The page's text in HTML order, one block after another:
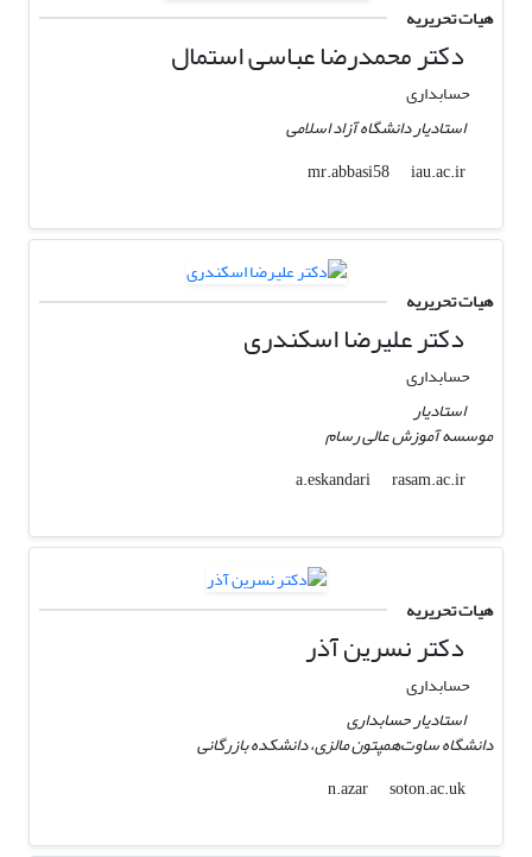
هیات تحریریه
دکتر محمدرضا عباسی استمال
حسابداری
استادیار دانشگاه آزاد اسلامی
mr.abbasi58
iau.ac.ir
هیات تحریریه
دکتر علیرضا اسکندری
حسابداری
استادیار
موسسه آموزش عالی رسام
a.eskandari
rasam.ac.ir
هیات تحریریه
دکتر نسرین آذر
حسابداری
استادیار حسابداری
دانشگاه ساوت‌همپتون مالزی، دانشکده بازرگانی
n.azar
soton.ac.uk